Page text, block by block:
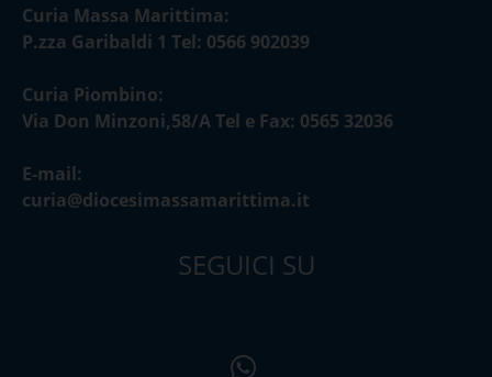
Curia Massa Marittima:
P.zza Garibaldi 1 Tel: 0566 902039
Curia Piombino:
Via Don Minzoni,58/A Tel e Fax: 0565 32036
E-mail:
curia@diocesimassamarittima.it
SEGUICI SU